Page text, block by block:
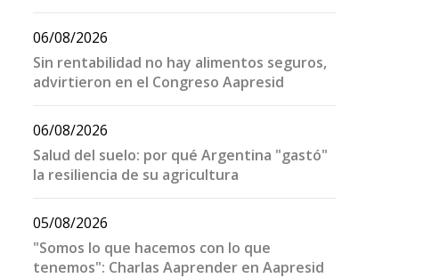
06/08/2026
Sin rentabilidad no hay alimentos seguros,
advirtieron en el Congreso Aapresid
06/08/2026
Salud del suelo: por qué Argentina "gastó"
la resiliencia de su agricultura
05/08/2026
"Somos lo que hacemos con lo que
tenemos": Charlas Aaprender en Aapresid